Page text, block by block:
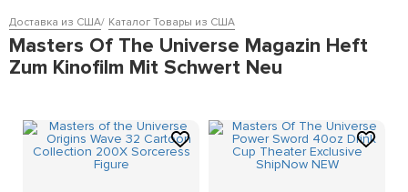
Доставка из США Каталог Товары из США
Masters Of The Universe Magazin Heft
Zum Kinofilm Mit Schwert Neu